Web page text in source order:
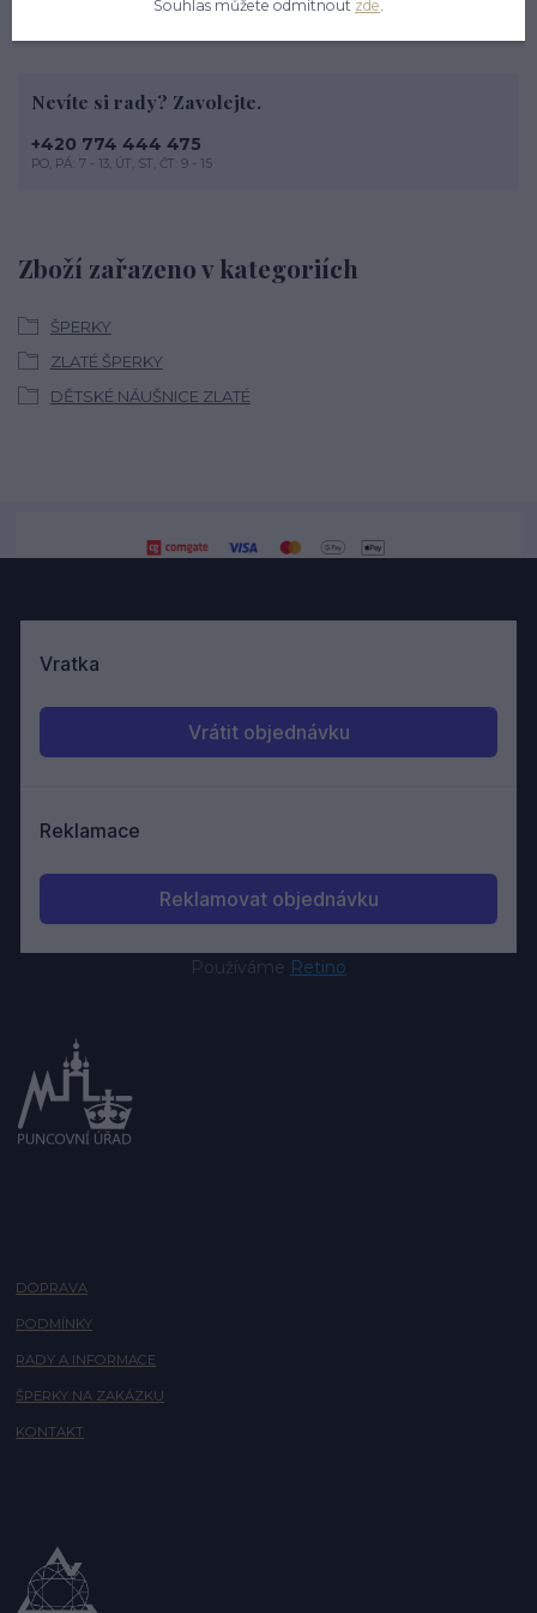
Zboží zařazeno v kategoriích
ŠPERKY
ZLATÉ ŠPERKY
DĚTSKÉ NÁUŠNICE ZLATÉ
Nevíte si rady? Zavolejte.
+420 774 444 475
PO, PÁ: 7 - 13, ÚT, ST, ČT: 9 - 15
Používáme Retino
DOPRAVA
PODMÍNKY
RADY A INFORMACE
ŠPERKY NA ZAKÁZKU
KONTAKT
Souhlas můžete odmítnout zde